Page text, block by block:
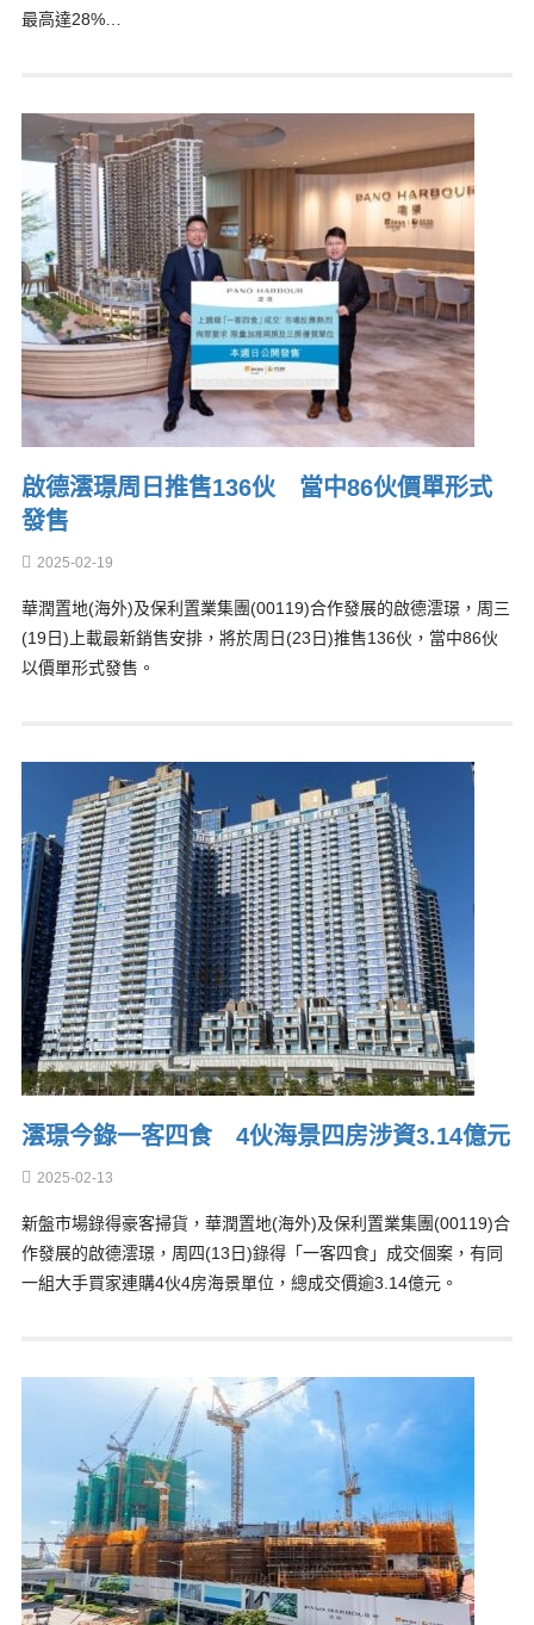
最高達28%…
啟德澐璟周日推售136伙 當中86伙價單形式
發售
2025-02-19
華潤置地(海外)及保利置業集團(00119)合作發展的啟德澐璟，周三
(19日)上載最新銷售安排，將於周日(23日)推售136伙，當中86伙
以價單形式發售。
澐璟今錄一客四食 4伙海景四房涉資3.14億元
2025-02-13
新盤市場錄得豪客掃貨，華潤置地(海外)及保利置業集團(00119)合
作發展的啟德澐璟，周四(13日)錄得「一客四食」成交個案，有同
一組大手買家連購4伙4房海景單位，總成交價逾3.14億元。